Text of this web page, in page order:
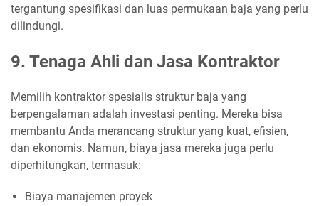
tergantung spesifikasi dan luas permukaan baja yang perlu
dilindungi.
9. Tenaga Ahli dan Jasa Kontraktor
Memilih kontraktor spesialis struktur baja yang
berpengalaman adalah investasi penting. Mereka bisa
membantu Anda merancang struktur yang kuat, efisien,
dan ekonomis. Namun, biaya jasa mereka juga perlu
diperhitungkan, termasuk:
Biaya manajemen proyek